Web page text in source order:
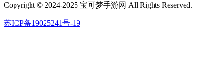
Copyright © 2024-2025 宝可梦手游网 All Rights Reserved.
苏ICP备19025241号-19